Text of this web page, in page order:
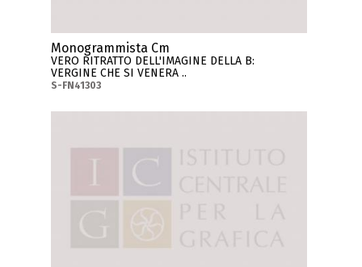
Monogrammista Cm
VERO RITRATTO DELL'IMAGINE DELLA B:
VERGINE CHE SI VENERA ..
S-FN41303